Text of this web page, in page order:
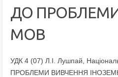
ДО
МОВ
УДК 4 (07) Л.І. Лушпай,
ПРОБЛЕМИ ВИВЧЕННЯ